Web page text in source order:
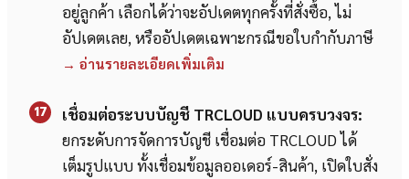
อยู่ลูกค้า เลือกได้ว่าจะอัปเดตทุกครั้งที่สั่งซื้อ, ไม่
อัปเดตเลย, หรืออัปเดตเฉพาะกรณีขอใบกำกับภาษี
→ อ่านรายละเอียดเพิ่มเติม
17
เชื่อมต่อระบบบัญชี TRCLOUD แบบครบวงจร:
ยกระดับการจัดการบัญชี เชื่อมต่อ TRCLOUD ได้
เต็มรูปแบบ ทั้งเชื่อมข้อมูลออเดอร์-สินค้า, เปิดใบสั่ง